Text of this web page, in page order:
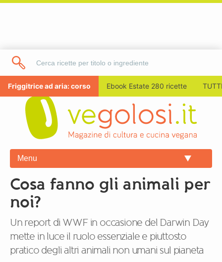
Friggitrice ad aria: corso Ebook Estate 280 ricette
Menu
Cosa fanno gli animali per
noi?
Un report di WWF in occasione del Darwin Day
mette in luce il ruolo essenziale e piuttosto
pratico degli altri animali non umani sul pianeta